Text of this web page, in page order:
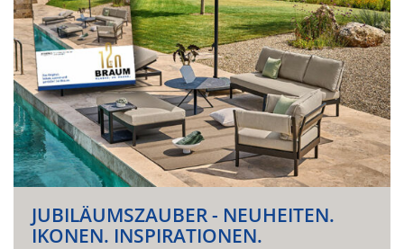
JUBILÄUMSZAUBER - NEUHEITEN.
IKONEN. INSPIRATIONEN.